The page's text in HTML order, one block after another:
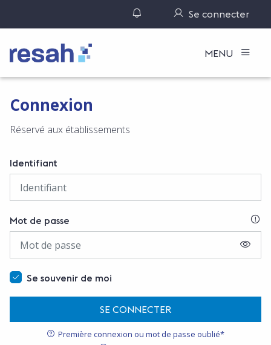
Gérer ses notifications
Se connecter
Logo Resah MENU
Connexion
Réservé aux établissements
Identifiant
Mot de passe
Se souvenir de moi
SE CONNECTER
Première connexion ou mot de passe oublié*